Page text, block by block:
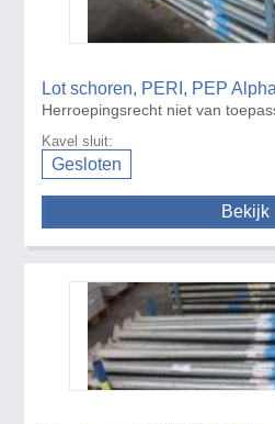
Lot schoren, PERI, PEP
Herroepingsrecht niet van
Kavel sluit:
Gesloten
Bekijk